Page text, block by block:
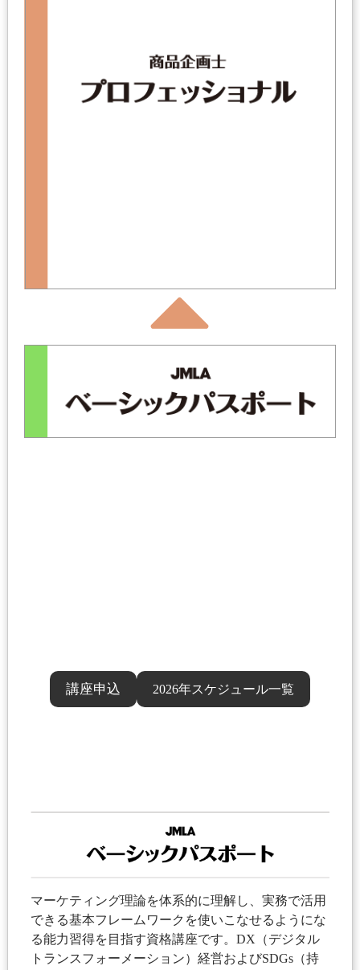
講座申込 2026年スケジュール一覧
マーケティング理論を体系的に理解し、実務で活用
できる基本フレームワークを使いこなせるようにな
る能力習得を目指す資格講座です。DX（デジタル
トランスフォーメーション）経営およびSDGs（持